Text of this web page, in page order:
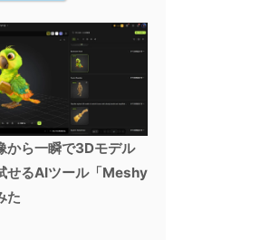
から一瞬で3Dモデル
せるAIツール「Meshy
た